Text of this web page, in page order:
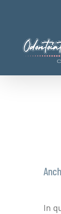
contenuto
In